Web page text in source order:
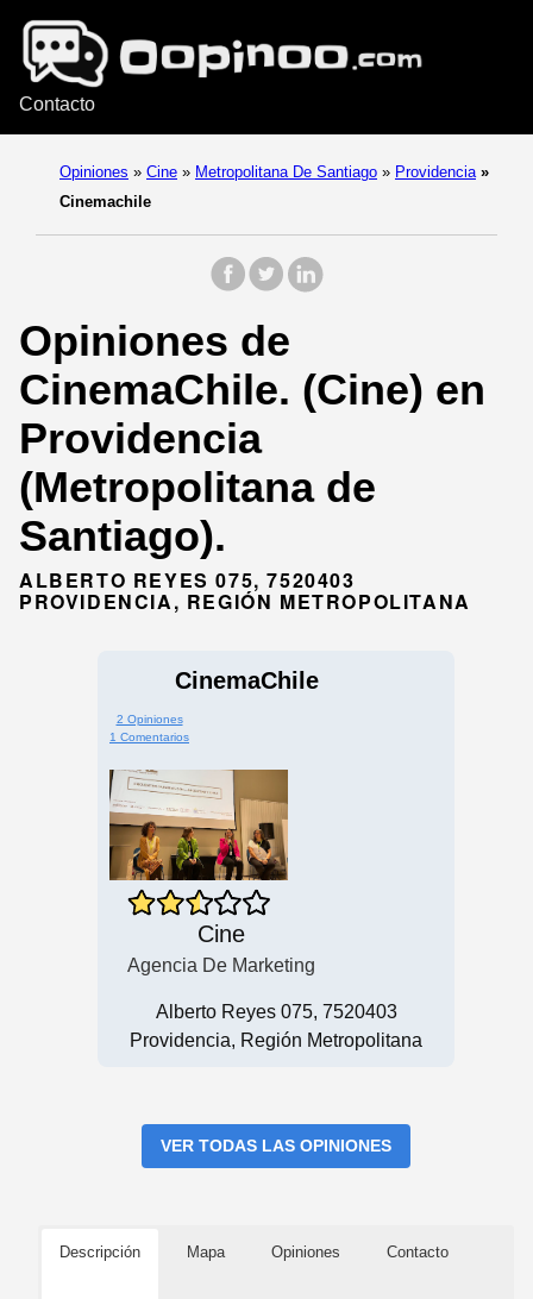
Contacto
Opiniones » Cine » Metropolitana De Santiago » Providencia »
Cinemachile
Opiniones de
CinemaChile. (Cine) en
Providencia
(Metropolitana de
Santiago).
ALBERTO REYES 075, 7520403
PROVIDENCIA, REGIÓN METROPOLITANA
CinemaChile
2 Opiniones
1 Comentarios
Cine
Agencia De Marketing
Alberto Reyes 075, 7520403
Providencia, Región Metropolitana
VER TODAS LAS OPINIONES
Descripción Mapa Opiniones Contacto